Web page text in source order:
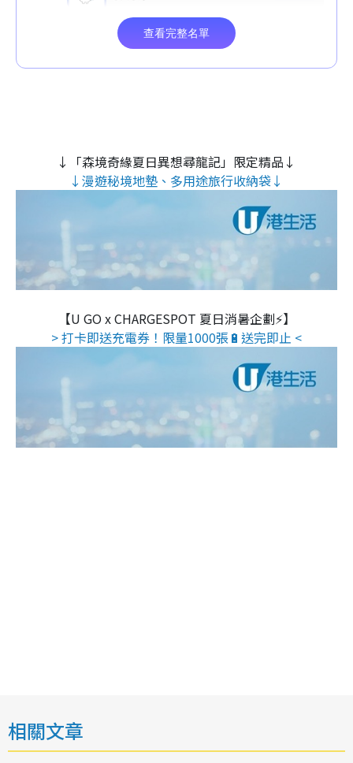
↓「森境奇緣夏日異想尋龍記」限定精品↓
↓漫遊秘境地墊、多用途旅行收納袋↓
【U GO x CHARGESPOT 夏日消暑企劃⚡】
> 打卡即送充電券！限量1000張🔋送完即止 <
相關文章